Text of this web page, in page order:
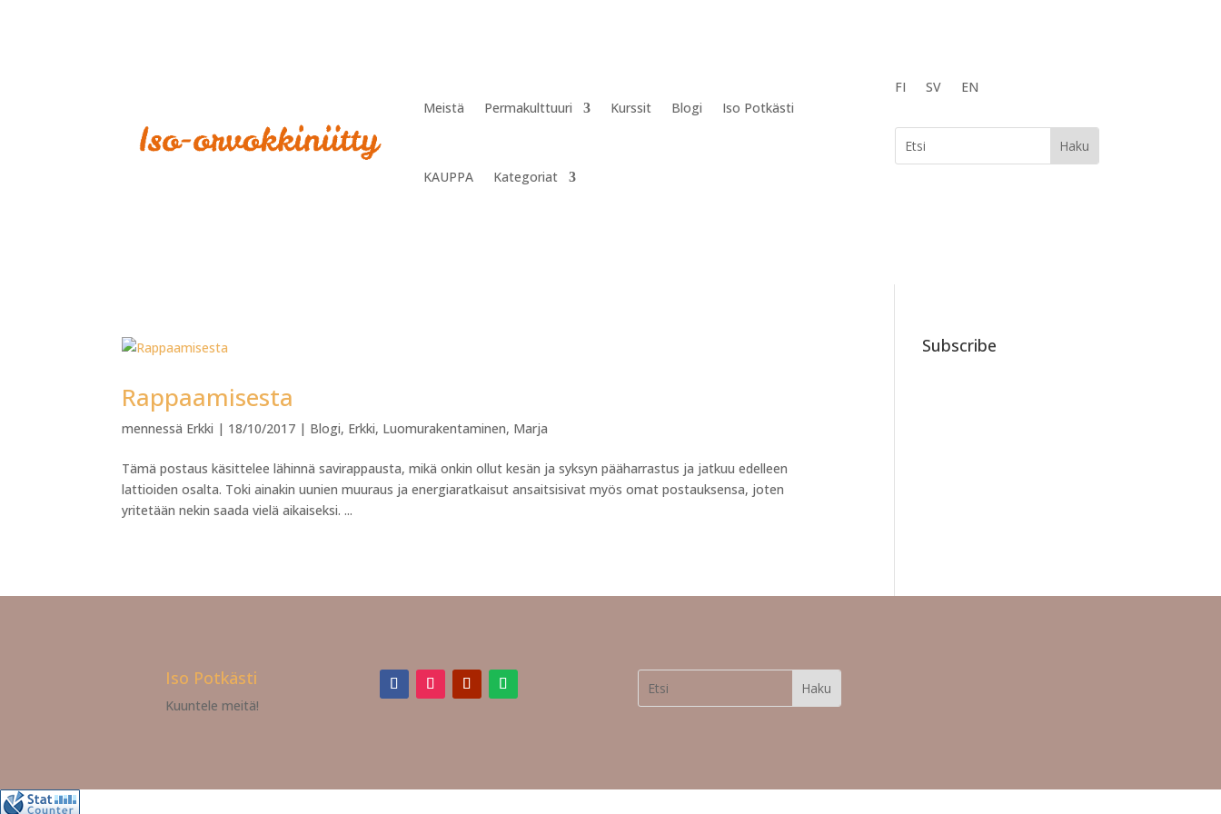
Meistä Permakulttuuri Kurssit Blogi Iso Potkästi
KAUPPA Kategoriat
FI SV EN
Rappaamisesta
mennessä Erkki | 18/10/2017 | Blogi, Erkki, Luomurakentaminen, Marja
Tämä postaus käsittelee lähinnä savirappausta, mikä onkin ollut kesän ja syksyn pääharrastus ja jatkuu edelleen
lattioiden osalta. Toki ainakin uunien muuraus ja energiaratkaisut ansaitsisivat myös omat postauksensa, joten
yritetään nekin saada vielä aikaiseksi. ...
Subscribe
Iso Potkästi
Kuuntele meitä!